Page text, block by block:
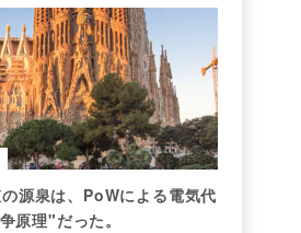
源泉は、PoWによる電気代
原理"だった。